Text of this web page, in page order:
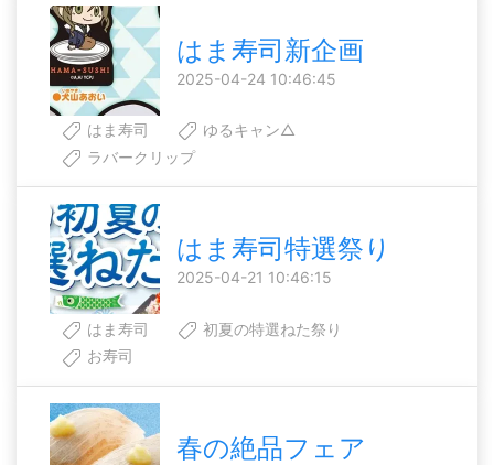
はま寿司新企画
2025-04-24 10:46:45
はま寿司
ゆるキャン△
ラバークリップ
はま寿司特選祭り
2025-04-21 10:46:15
はま寿司
初夏の特選ねた祭り
お寿司
春の絶品フェア